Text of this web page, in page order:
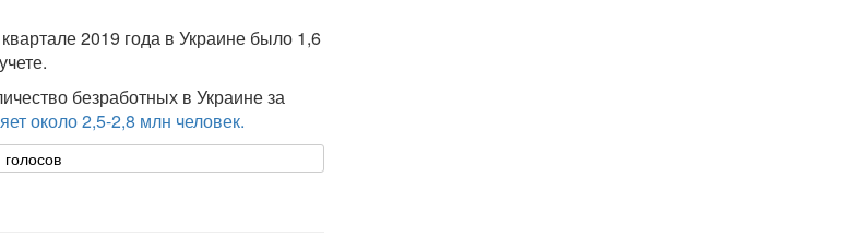
2019 года в Украине было 1,6
безработных в Украине за
около 2,5-2,8 млн человек.